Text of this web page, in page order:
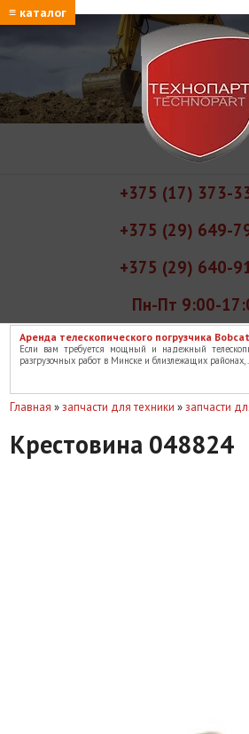
≡ каталог
+375 (17) 373-
+375 (29) 649-
+375 (29) 640-
Пн-Пт 9:00-
Аренда телескопического погрузчика
Если вам требуется мощный и надежный
разгрузочных работ в Минске и близлежащих районах,
Главная »запчасти для техники »запчасти
Крестовина 048824